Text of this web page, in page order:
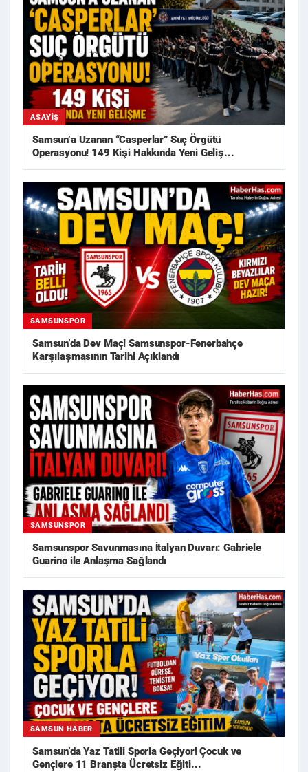
ASAYIŞ
Samsun’a Uzanan “Casperlar” Suç Örgütü
Operasyonu! 149 Kişi Hakkında Yeni Geliş...
SAMSUNSPOR
Samsun’da Dev Maç! Samsunspor-Fenerbahçe
Karşılaşmasının Tarihi Açıklandı
SAMSUNSPOR
Samsunspor Savunmasına İtalyan Duvarı: Gabriele
Guarino ile Anlaşma Sağlandı
SAMSUN HABER
Samsun’da Yaz Tatili Sporla Geçiyor! Çocuk ve
Gençlere 11 Branşta Ücretsiz Eğiti...